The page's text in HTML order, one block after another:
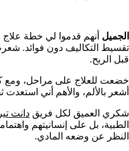
الجميل أنهم قدموا لي خطة علاج
تقسيط التكاليف دون فوائد.
قبل الربح.
خضعت للعلاج على مراحل،
أشعر بالألم، والأهم أني استعدت
شكري العميق لكل فريق دانت
الطبية، بل على إنسانيتهم
النظر عن وضعه المادي.